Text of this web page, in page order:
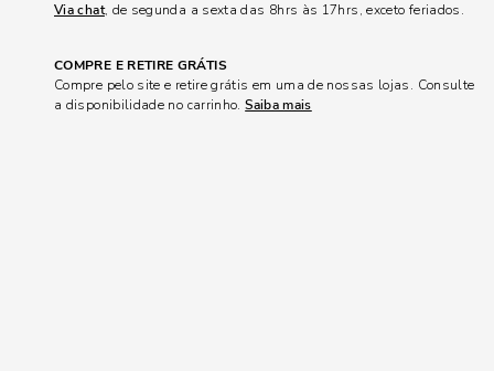
Via chat, de segunda a sexta das 8hrs às 17hrs, exceto feriados.
COMPRE E RETIRE GRÁTIS
Compre pelo site e retire grátis em uma de nossas lojas. Consulte
a disponibilidade no carrinho.Saiba mais